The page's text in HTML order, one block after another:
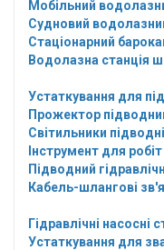
Мобільний
Судновий
Стаціонарний
Водолазна станція
Устаткування для
Прожектор
Світильники
Інструмент для
Підводний
Кабель-шлангові
Гідравлічні насосні
Устаткування для